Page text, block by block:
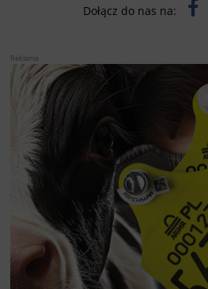
Dołącz do nas na:
Reklama